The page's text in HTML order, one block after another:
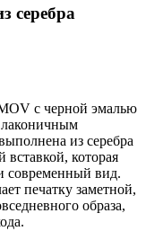
серебра
с черной эмалью
из серебра
вставкой, которая
современный вид.
печатку заметной,
образа,